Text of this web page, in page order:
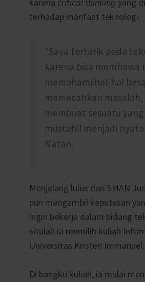
terhadap manfaat teknologi.
“Saya tertarik pada
karena bisa membawa
memahami hal-hal
memecahkan masalah,
membuat sesuatu
mustahil menjadi
Natan.
Menjelang lulus dari SMAN
pun mengambil keputusan
ingin bekerja dalam bidang
situlah ia memilih kuliah
Universitas Kristen Immanuel.
Di bangku kuliah, ia mulai